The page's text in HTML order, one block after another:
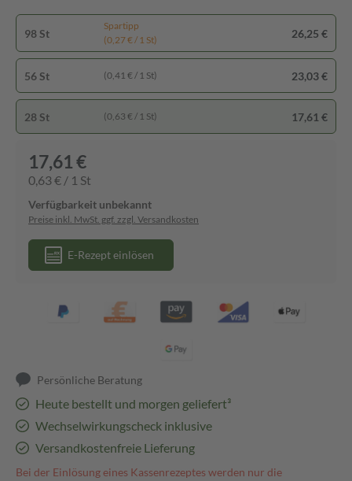
98 St
Spartipp
(0,27 € / 1 St)
26,25 €
56 St (0,41 € / 1 St) 23,03 €
28 St (0,63 € / 1 St) 17,61 €
17,61 €
0,63 € / 1 St
Verfügbarkeit unbekannt
Preise inkl. MwSt. ggf. zzgl. Versandkosten
E-Rezept einlösen
Persönliche Beratung
Heute bestellt und morgen geliefert³
Wechselwirkungscheck inklusive
Versandkostenfreie Lieferung
Bei der Einlösung eines Kassenrezeptes werden nur die